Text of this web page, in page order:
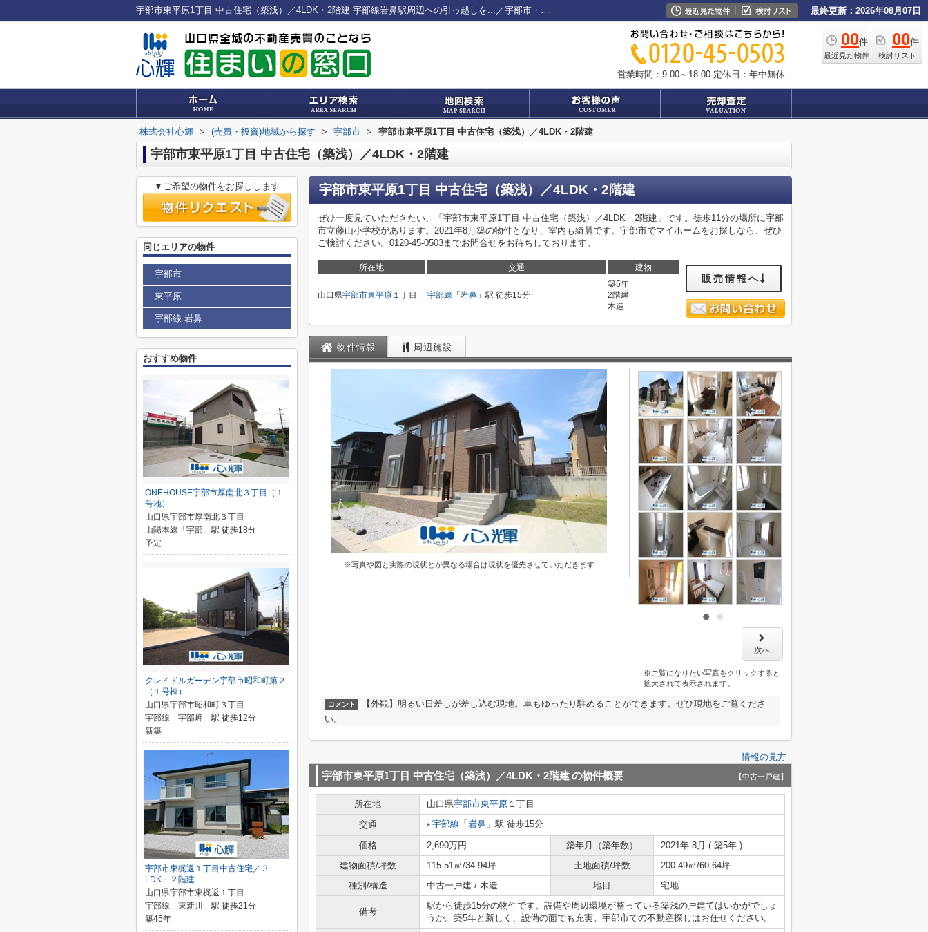
宇部市東平原1丁目 中古住宅（築浅）／4LDK・2階建 宇部線岩鼻駅周辺への引っ越しを...／宇部市・高槻市エリアの不動産売買情報／株式会社心輝 最終更新：2026年08月07日
00件
最近見た物件
00件
検討リスト
営業時間：9:00～18:00 定休日：年中無休
株式会社心輝 > (売買・投資)地域から探す > 宇部市 > 宇部市東平原1丁目 中古住宅（築浅）／4LDK・2階建
宇部市東平原1丁目 中古住宅（築浅）／4LDK・2階建
宇部市東平原1丁目 中古住宅（築浅）／4LDK・2階建
ぜひ一度見ていただきたい、「宇部市東平原1丁目 中古住宅（築浅）／4LDK・2階建」です。徒歩11分の場所に宇部
市立藤山小学校があります。2021年8月築の物件となり、室内も綺麗です。宇部市でマイホームをお探しなら、ぜひ
ご検討ください。0120-45-0503までお問合せをお待ちしております。
所在地 交通 建物
山口県宇部市東平原 １丁目 宇部線 「 岩鼻 」駅 徒歩15分
築5年
2階建
木造
販売情報へ
物件情報 周辺施設
※写真や図と実際の現状とが異なる場合は現状を優先させていただきます
次へ
※ご覧になりたい写真をクリックすると
拡大されて表示されます。
コメント
【外観】明るい日差しが差し込む現地。車もゆったり駐めることができます。ぜひ現地をご覧くださ
い。
情報の見方
宇部市東平原1丁目 中古住宅（築浅）／4LDK・2階建の物件概要 【中古一戸建】
所在地 山口県宇部市東平原 １丁目
交通
宇部線 「 岩鼻 」駅 徒歩15分
価格 2,690万円 築年月（築年数）
2021年 8月 ( 築5年 )
建物面積/坪数
115.51㎡/34.94坪 土地面積/坪数
200.49㎡/60.64坪
種別/構造
中古一戸建 / 木造 地目 宅地
備考
駅から徒歩15分の物件です。設備や周辺環境が整っている築浅の戸建てはいかがでしょ
うか。築5年と新しく、設備の面でも充実。宇部市での不動産探しはお任せください。
▼ご希望の物件をお探しします
同じエリアの物件
宇部市
東平原
宇部線 岩鼻
おすすめ物件
ONEHOUSE宇部市厚南北３丁目（１
号地）
山口県宇部市厚南北３丁目
山陽本線「宇部」駅 徒歩18分
予定
クレイドルガーデン宇部市昭和町第２
（１号棟）
山口県宇部市昭和町３丁目
宇部線「宇部岬」駅 徒歩12分
新築
宇部市東梶返１丁目中古住宅／３
LDK・２階建
山口県宇部市東梶返１丁目
宇部線「東新川」駅 徒歩21分
築45年